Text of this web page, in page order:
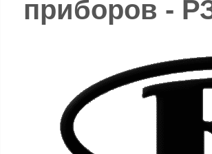
приборов -